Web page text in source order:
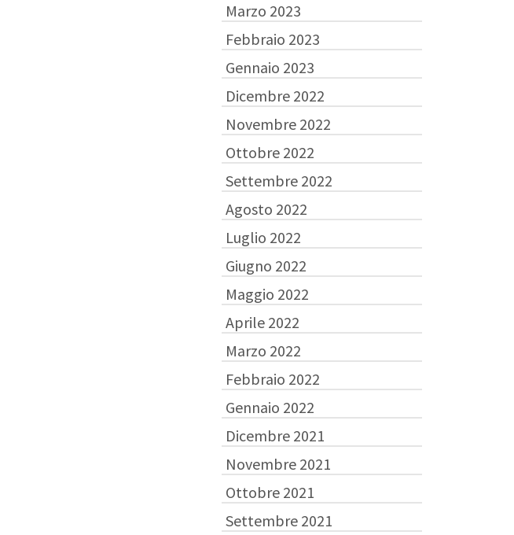
Marzo 2023
Febbraio 2023
Gennaio 2023
Dicembre 2022
Novembre 2022
Ottobre 2022
Settembre 2022
Agosto 2022
Luglio 2022
Giugno 2022
Maggio 2022
Aprile 2022
Marzo 2022
Febbraio 2022
Gennaio 2022
Dicembre 2021
Novembre 2021
Ottobre 2021
Settembre 2021